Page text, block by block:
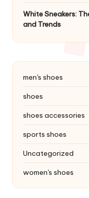
White Sneakers:
and Trends
men's shoes
shoes
shoes accessories
sports shoes
Uncategorized
women's shoes